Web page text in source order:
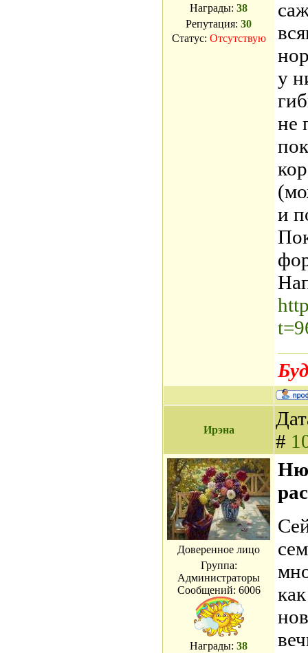
Награды: 38
Репутация: 30
Статус: Отсутствую
у
не
и
Ирэна
#
Доверенное лицо
Группа:
Администраторы
Сообщений: 6006
Награды: 38